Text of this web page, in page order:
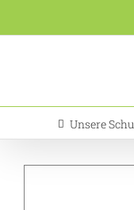
Inhalt
Unsere